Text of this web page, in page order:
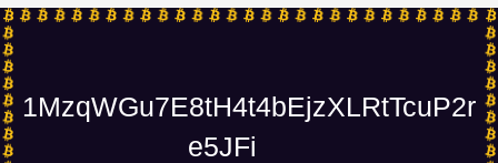
1MzqWGu7E8tH4t4bEjzXLRtTcuP2r
e5JFi